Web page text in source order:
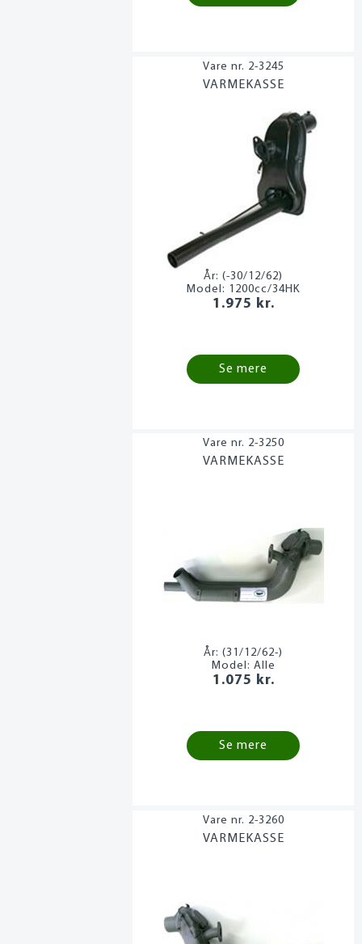
2-3245
VARMEKASSE
År:(-30/12/62)
Model: 1200cc/34HK
1.975 kr.
Se mere
2-3250
VARMEKASSE
År:(31/12/62-)
Model: Alle
1.075 kr.
Se mere
2-3260
VARMEKASSE